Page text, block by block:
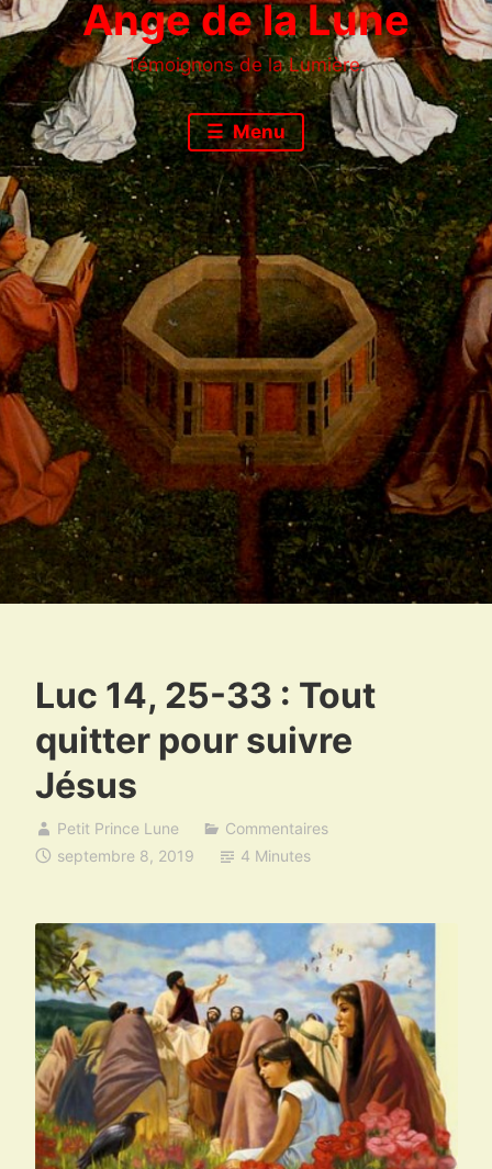
Ange de la Lune
Témoignons de la Lumière.
Menu
Luc 14, 25-33 : Tout
quitter pour suivre
Jésus
Petit Prince Lune
Commentaires
septembre 8, 2019
4 Minutes